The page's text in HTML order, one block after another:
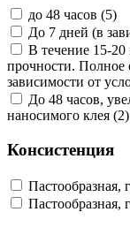
до 48 часов (5)
До 7 дней (в
В течение 15-20
прочности. Полное
зависимости от
До 48 часов,
наносимого клея (2)
Консистенция
Пастообразная,
Пастообразная,